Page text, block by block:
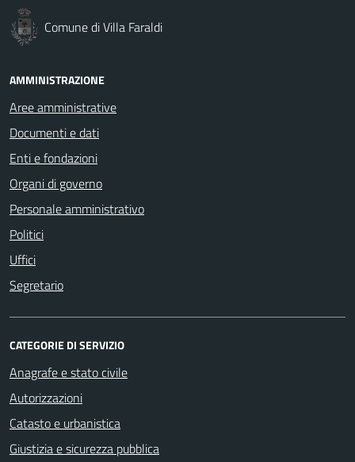
Comune di Villa Faraldi
AMMINISTRAZIONE
Aree amministrative
Documenti e dati
Enti e fondazioni
Organi di governo
Personale amministrativo
Politici
Uffici
Segretario
CATEGORIE DI SERVIZIO
Anagrafe e stato civile
Autorizzazioni
Catasto e urbanistica
Giustizia e sicurezza pubblica